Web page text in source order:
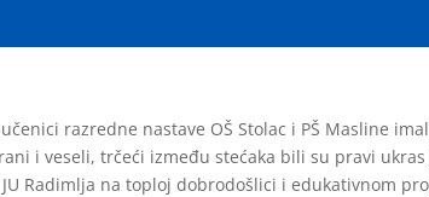
razredne nastave OŠ Stolac i PŠ Masline
i veseli, trčeći između stećaka bili su pravi
Radimlja na toploj dobrodošlici i edukativnom